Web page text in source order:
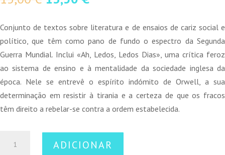
original
era:
15,00 €.
atual
é:
13,50 €.
Conjunto de textos sobre literatura e de ensaios de cariz social e
político, que têm como pano de fundo o espectro da Segunda
Guerra Mundial. Inclui «Ah, Ledos, Ledos Dias», uma crítica feroz
ao sistema de ensino e à mentalidade da sociedade inglesa da
época. Nele se entrevê o espírito indómito de Orwell, a sua
determinação em resistir à tirania e a certeza de que os fracos
têm direito a rebelar-se contra a ordem estabelecida.
ADICIONAR